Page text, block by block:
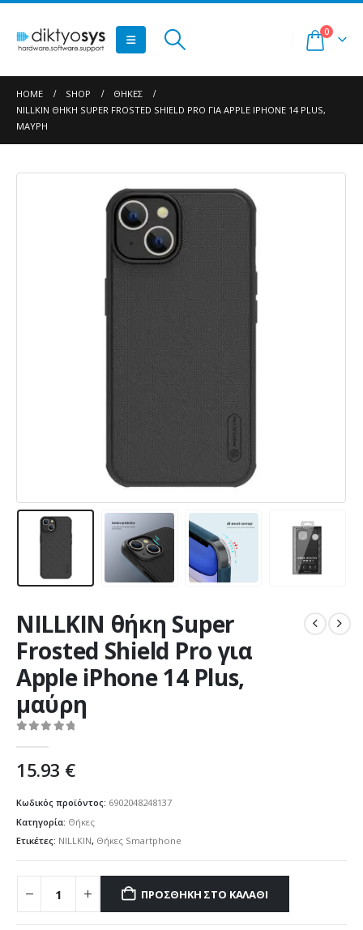
0
HOME SHOP
ΘΉΚΕΣ
NILLKIN ΘΉΚΗ SUPER FROSTED SHIELD PRO ΓΙΑ APPLE IPHONE 14 PLUS,
ΜΑΎΡΗ
NILLKIN θήκη Super
Frosted Shield Pro για
Apple iPhone 14 Plus,
μαύρη
15.93 €
Κωδικός προϊόντος: 6902048248137
Κατηγορία: Θήκες
Ετικέτες: NILLKIN, Θήκες Smartphone
ΠΡΟΣΘΉΚΗ ΣΤΟ ΚΑΛΆΘΙ